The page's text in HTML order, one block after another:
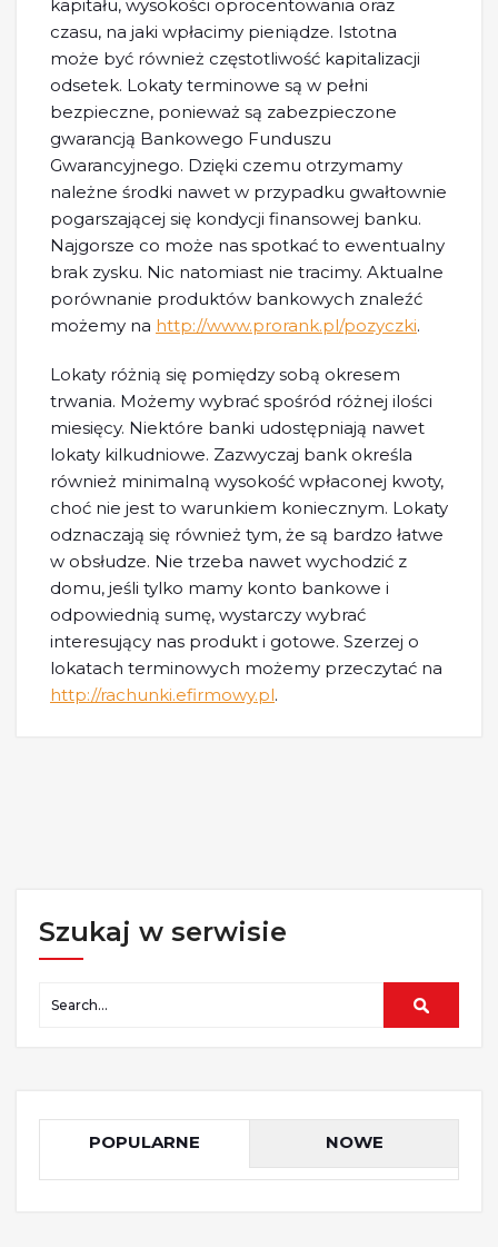
kapitału, wysokości oprocentowania oraz
czasu, na jaki wpłacimy pieniądze. Istotna
może być również częstotliwość kapitalizacji
odsetek. Lokaty terminowe są w pełni
bezpieczne, ponieważ są zabezpieczone
gwarancją Bankowego Funduszu
Gwarancyjnego. Dzięki czemu otrzymamy
należne środki nawet w przypadku gwałtownie
pogarszającej się kondycji finansowej banku.
Najgorsze co może nas spotkać to ewentualny
brak zysku. Nic natomiast nie tracimy. Aktualne
porównanie produktów bankowych znaleźć
możemy na http://www.prorank.pl/pozyczki.
Lokaty różnią się pomiędzy sobą okresem
trwania. Możemy wybrać spośród różnej ilości
miesięcy. Niektóre banki udostępniają nawet
lokaty kilkudniowe. Zazwyczaj bank określa
również minimalną wysokość wpłaconej kwoty,
choć nie jest to warunkiem koniecznym. Lokaty
odznaczają się również tym, że są bardzo łatwe
w obsłudze. Nie trzeba nawet wychodzić z
domu, jeśli tylko mamy konto bankowe i
odpowiednią sumę, wystarczy wybrać
interesujący nas produkt i gotowe. Szerzej o
lokatach terminowych możemy przeczytać na
http://rachunki.efirmowy.pl.
Szukaj w serwisie
POPULARNE NOWE